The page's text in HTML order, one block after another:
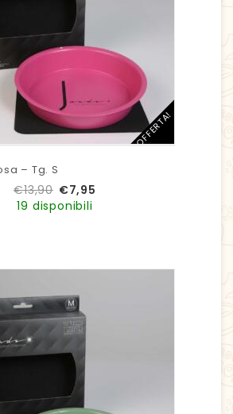
IN OFFERTA!
– Tg. S
€13,90 €7,95
19 disponibili